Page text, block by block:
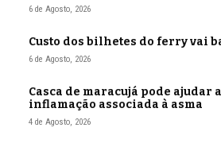
6 de Agosto, 2026
Custo dos bilhetes do ferry vai
6 de Agosto, 2026
Casca de maracujá pode ajudar
inflamação associada à asma
4 de Agosto, 2026